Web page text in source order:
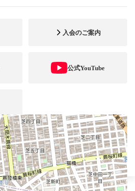
入会のご案内
公式YouTube
http://www.nob-ortho.or.jp
矯正診断料算定施設